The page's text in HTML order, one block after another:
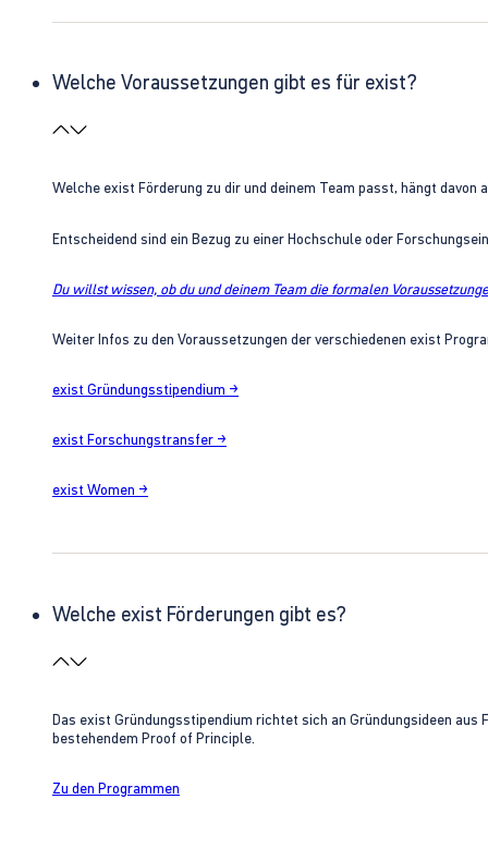
Welche Voraussetzungen gibt es für exist?
Welche exist Förderung zu dir und deinem Team passt, hängt
Entscheidend sind ein Bezug zu einer Hochschule oder
Du willst wissen, ob du und deinem Team die formalen
Weiter Infos zu den Voraussetzungen der verschiedenen exist
exist Gründungsstipendium →
exist Forschungstransfer →
exist Women →
Welche exist Förderungen gibt es?
Das exist Gründungsstipendium richtet sich an Gründungsideen
bestehendem Proof of Principle.
Zu den Programmen